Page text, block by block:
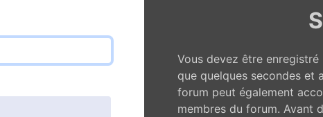
Vous devez être enregistré
que quelques secondes et
forum peut également
membres du forum. Avant